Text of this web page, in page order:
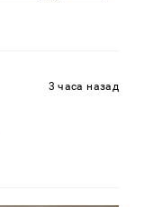
3 часа назад